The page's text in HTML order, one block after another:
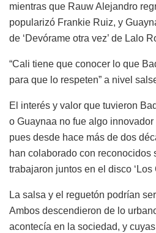
mientras que Rauw Alejandro
popularizó Frankie Ruiz, y
de ‘Devórame otra vez’ de Lalo
“Cali tiene que conocer lo que
para que lo respeten” a nivel
El interés y valor que tuvieron
o Guaynaa no fue algo
pues desde hace más de dos
han colaborado con reconocidos
trabajaron juntos en el disco ‘Los
La salsa y el reguetón podrían
Ambos descendieron de lo
acontecía en la sociedad, y